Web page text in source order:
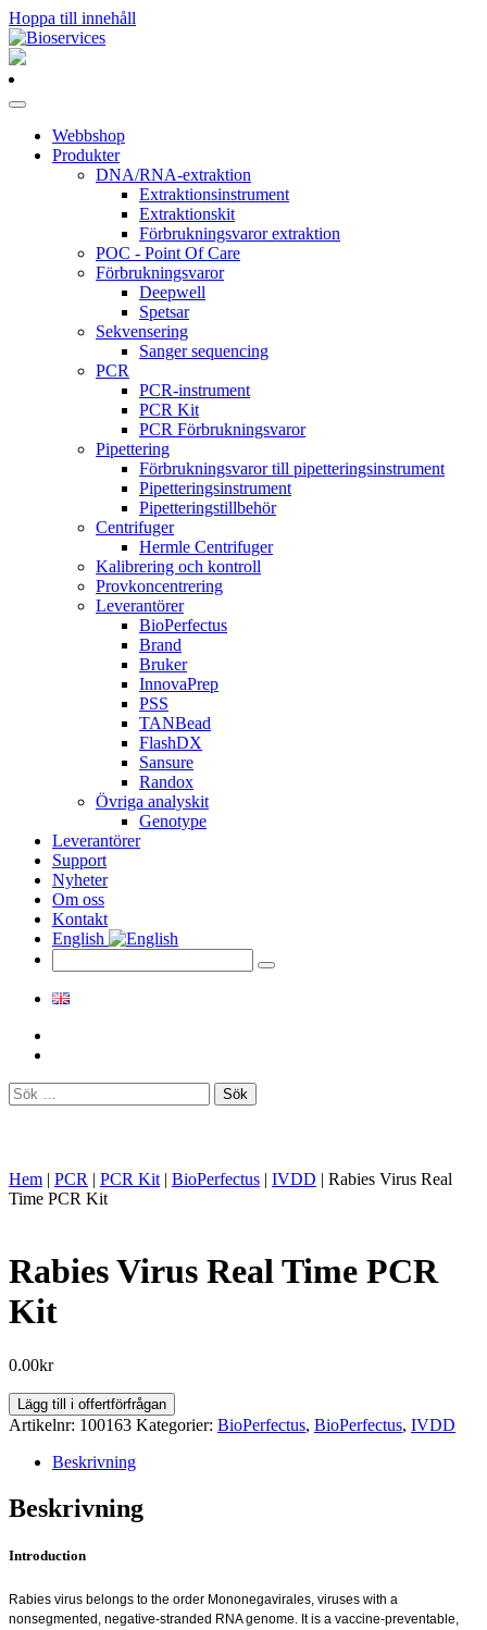
Hoppa till innehåll
Huvudnavigering
Webbshop
Produkter
DNA/RNA-extraktion
Extraktionsinstrument
Extraktionskit
Förbrukningsvaror extraktion
POC - Point Of Care
Förbrukningsvaror
Deepwell
Spetsar
Sekvensering
Sanger sequencing
PCR
PCR-instrument
PCR Kit
PCR Förbrukningsvaror
Pipettering
Förbrukningsvaror till pipetteringsinstrument
Pipetteringsinstrument
Pipetteringstillbehör
Centrifuger
Hermle Centrifuger
Kalibrering och kontroll
Provkoncentrering
Leverantörer
BioPerfectus
Brand
Bruker
InnovaPrep
PSS
TANBead
FlashDX
Sansure
Randox
Övriga analyskit
Genotype
Leverantörer
Support
Nyheter
Om oss
Kontakt
English
Sök
efter:
Hem | PCR | PCR Kit | BioPerfectus | IVDD | Rabies Virus Real
Time PCR Kit
Rabies Virus Real Time PCR
Kit
0.00kr
Rabies
Virus
Time
Kit
mängd
Lägg till i offertförfrågan
Artikelnr: 100163 Kategorier: BioPerfectus, BioPerfectus, IVDD
Beskrivning
Beskrivning
Introduction
Rabies virus belongs to the order Mononegavirales, viruses with a
nonsegmented, negative-stranded RNA genome. It is a vaccine-preventable,